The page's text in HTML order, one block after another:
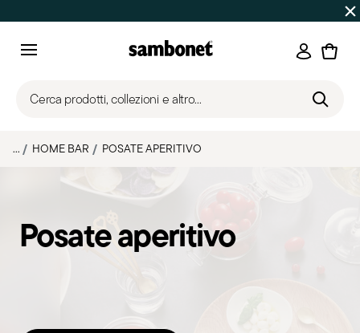
Fino al 50% di sconto su prodotti
Accedi
Cerca prodotti, collezioni e altro...
... HOME BAR POSATE APERITIVO
Posate aperitivo